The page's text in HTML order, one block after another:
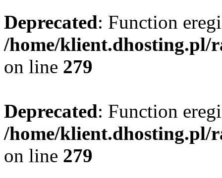
Deprecated: Function
/home/klient.dhosting.pl/
on line 279
Deprecated: Function
/home/klient.dhosting.pl/
on line 279